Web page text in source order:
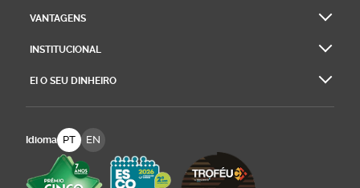
VANTAGENS
INSTITUCIONAL
EI O SEU DINHEIRO
Idioma PT EN